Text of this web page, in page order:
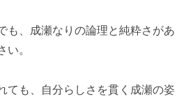
も、成瀬なりの論理と純粋さがあ
。
ても、自分らしさを貫く成瀬の姿